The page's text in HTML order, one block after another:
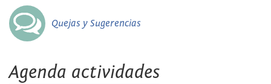
Quejas y Sugerencias
Agenda actividades